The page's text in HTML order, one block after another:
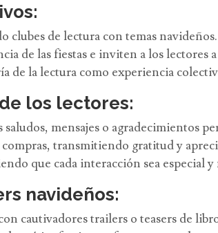
clubes de lectura con temas navideños.
de las fiestas e inviten a los lectores
de la lectura como experiencia
los lectores:
mensajes o agradecimientos
transmitiendo gratitud y
que cada interacción sea especial y
navideños:
cautivadores trailers o teasers de